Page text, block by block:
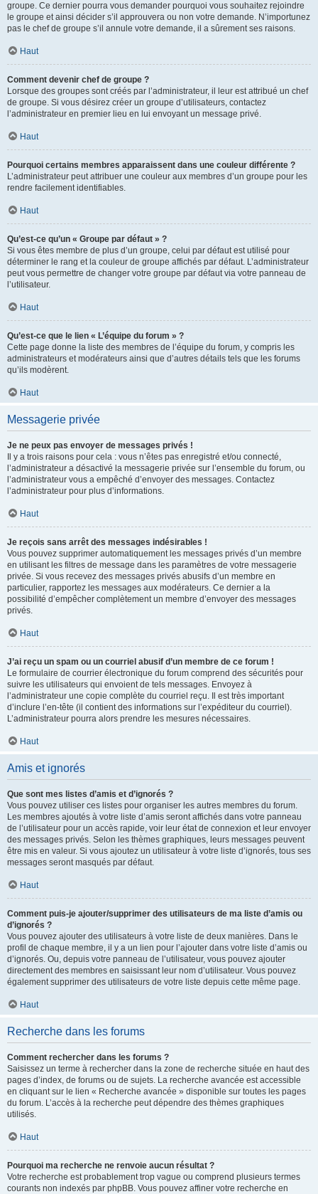
groupe. Ce dernier pourra vous demander pourquoi vous souhaitez rejoindre
le groupe et ainsi décider s’il approuvera ou non votre demande. N’importunez
pas le chef de groupe s’il annule votre demande, il a sûrement ses raisons.
Haut
Comment devenir chef de groupe ?
Lorsque des groupes sont créés par l’administrateur, il leur est attribué un chef
de groupe. Si vous désirez créer un groupe d’utilisateurs, contactez
l’administrateur en premier lieu en lui envoyant un message privé.
Haut
Pourquoi certains membres apparaissent dans une couleur différente ?
L’administrateur peut attribuer une couleur aux membres d’un groupe pour les
rendre facilement identifiables.
Haut
Qu’est-ce qu’un « Groupe par défaut » ?
Si vous êtes membre de plus d’un groupe, celui par défaut est utilisé pour
déterminer le rang et la couleur de groupe affichés par défaut. L’administrateur
peut vous permettre de changer votre groupe par défaut via votre panneau de
l’utilisateur.
Haut
Qu’est-ce que le lien « L’équipe du forum » ?
Cette page donne la liste des membres de l’équipe du forum, y compris les
administrateurs et modérateurs ainsi que d’autres détails tels que les forums
qu’ils modèrent.
Haut
Messagerie privée
Je ne peux pas envoyer de messages privés !
Il y a trois raisons pour cela : vous n’êtes pas enregistré et/ou connecté,
l’administrateur a désactivé la messagerie privée sur l’ensemble du forum, ou
l’administrateur vous a empêché d’envoyer des messages. Contactez
l’administrateur pour plus d’informations.
Haut
Je reçois sans arrêt des messages indésirables !
Vous pouvez supprimer automatiquement les messages privés d’un membre
en utilisant les filtres de message dans les paramètres de votre messagerie
privée. Si vous recevez des messages privés abusifs d’un membre en
particulier, rapportez les messages aux modérateurs. Ce dernier a la
possibilité d’empêcher complètement un membre d’envoyer des messages
privés.
Haut
J’ai reçu un spam ou un courriel abusif d’un membre de ce forum !
Le formulaire de courrier électronique du forum comprend des sécurités pour
suivre les utilisateurs qui envoient de tels messages. Envoyez à
l’administrateur une copie complète du courriel reçu. Il est très important
d’inclure l’en-tête (il contient des informations sur l’expéditeur du courriel).
L’administrateur pourra alors prendre les mesures nécessaires.
Haut
Amis et ignorés
Que sont mes listes d’amis et d’ignorés ?
Vous pouvez utiliser ces listes pour organiser les autres membres du forum.
Les membres ajoutés à votre liste d’amis seront affichés dans votre panneau
de l’utilisateur pour un accès rapide, voir leur état de connexion et leur envoyer
des messages privés. Selon les thèmes graphiques, leurs messages peuvent
être mis en valeur. Si vous ajoutez un utilisateur à votre liste d’ignorés, tous ses
messages seront masqués par défaut.
Haut
Comment puis-je ajouter/supprimer des utilisateurs de ma liste d’amis ou
d’ignorés ?
Vous pouvez ajouter des utilisateurs à votre liste de deux manières. Dans le
profil de chaque membre, il y a un lien pour l’ajouter dans votre liste d’amis ou
d’ignorés. Ou, depuis votre panneau de l’utilisateur, vous pouvez ajouter
directement des membres en saisissant leur nom d’utilisateur. Vous pouvez
également supprimer des utilisateurs de votre liste depuis cette même page.
Haut
Recherche dans les forums
Comment rechercher dans les forums ?
Saisissez un terme à rechercher dans la zone de recherche située en haut des
pages d’index, de forums ou de sujets. La recherche avancée est accessible
en cliquant sur le lien « Recherche avancée » disponible sur toutes les pages
du forum. L’accès à la recherche peut dépendre des thèmes graphiques
utilisés.
Haut
Pourquoi ma recherche ne renvoie aucun résultat ?
Votre recherche est probablement trop vague ou comprend plusieurs termes
courants non indexés par phpBB. Vous pouvez affiner votre recherche en